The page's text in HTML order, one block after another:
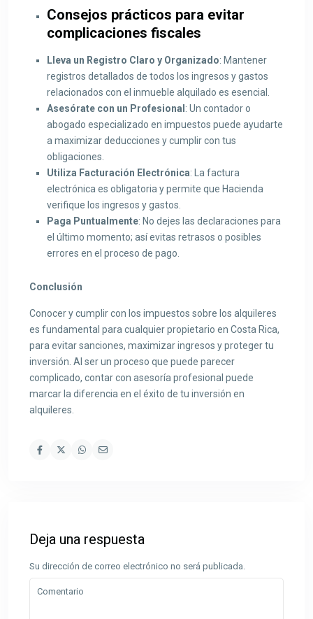
Consejos prácticos para evitar
complicaciones fiscales
Lleva un Registro Claro y Organizado: Mantener
registros detallados de todos los ingresos y gastos
relacionados con el inmueble alquilado es esencial.
Asesórate con un Profesional : Un contador o
abogado especializado en impuestos puede ayudarte
a maximizar deducciones y cumplir con tus
obligaciones.
Utiliza Facturación Electrónica: La factura
electrónica es obligatoria y permite que Hacienda
verifique los ingresos y gastos.
Paga Puntualmente: No dejes las declaraciones para
el último momento; así evitas retrasos o posibles
errores en el proceso de pago.
Conclusión
Conocer y cumplir con los impuestos sobre los alquileres
es fundamental para cualquier propietario en Costa Rica,
para evitar sanciones, maximizar ingresos y proteger tu
inversión. Al ser un proceso que puede parecer
complicado, contar con asesoría profesional puede
marcar la diferencia en el éxito de tu inversión en
alquileres.
Deja una respuesta
Su dirección de correo electrónico no será publicada.